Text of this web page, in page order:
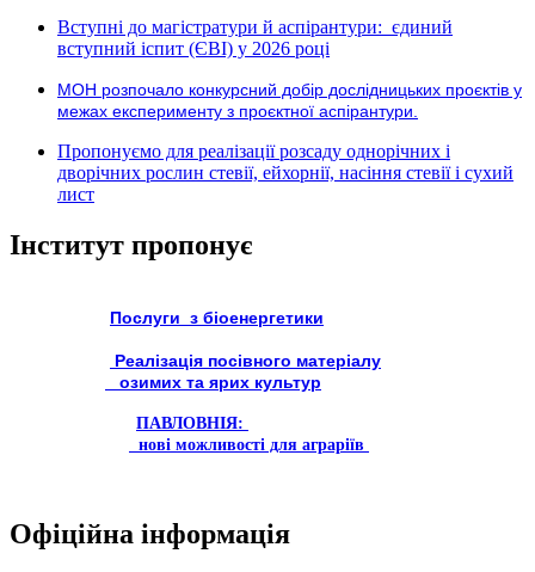
Вступні до магістратури й аспірантури: єдиний
вступний іспит (ЄВІ) у 2026 році
МОН розпочало конкурсний добір дослідницьких проєктів у
межах експерименту з проєктної аспірантури.
Пропонуємо для реалізації розсаду однорічних і
дворічних рослин стевії, ейхорнії, насіння стевії і сухий
лист
Інститут пропонує
Послуги з біоенергетики
Реалізація посівного матеріалу
озимих та ярих культур
ПАВЛОВНІЯ:
нові можливості для аграріїв
Офіційна інформація